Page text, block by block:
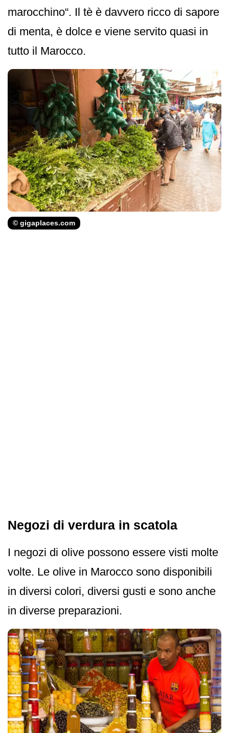
marocchino“. Il tè è davvero ricco di sapore
di menta, è dolce e viene servito quasi in
tutto il Marocco.
© gigaplaces.com
Negozi di verdura in scatola
I negozi di olive possono essere visti molte
volte. Le olive in Marocco sono disponibili
in diversi colori, diversi gusti e sono anche
in diverse preparazioni.